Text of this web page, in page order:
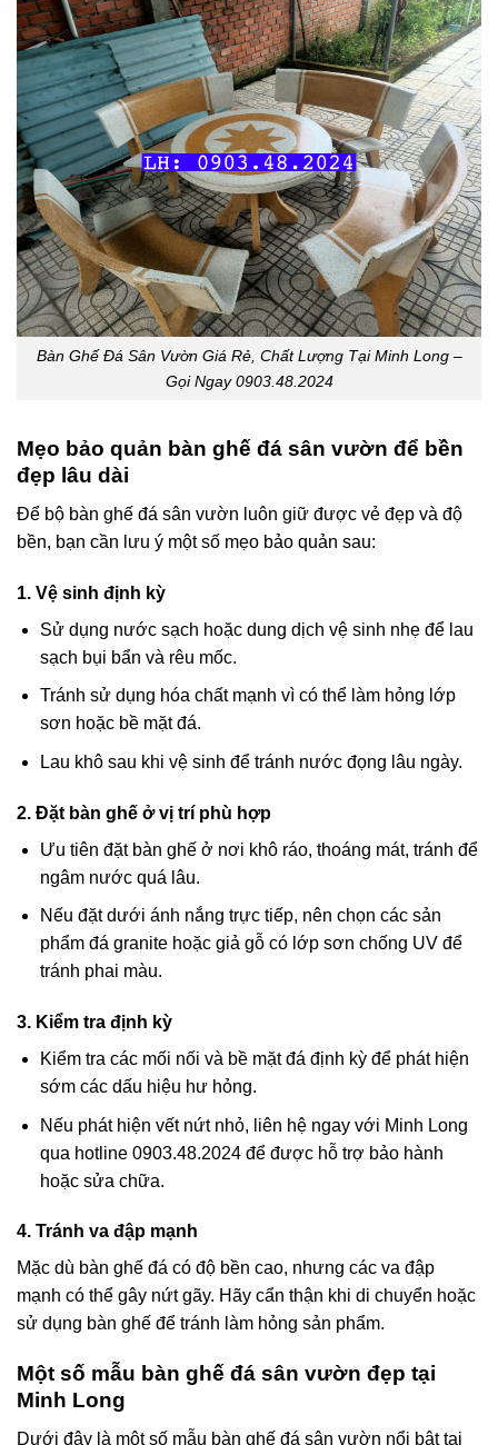
Bàn Ghế Đá Sân Vườn Giá Rẻ, Chất Lượng Tại Minh Long –
Gọi Ngay 0903.48.2024
Mẹo bảo quản bàn ghế đá sân vườn để bền
đẹp lâu dài
Để bộ bàn ghế đá sân vườn luôn giữ được vẻ đẹp và độ
bền, bạn cần lưu ý một số mẹo bảo quản sau:
1. Vệ sinh định kỳ
Sử dụng nước sạch hoặc dung dịch vệ sinh nhẹ để lau
sạch bụi bẩn và rêu mốc.
Tránh sử dụng hóa chất mạnh vì có thể làm hỏng lớp
sơn hoặc bề mặt đá.
Lau khô sau khi vệ sinh để tránh nước đọng lâu ngày.
2. Đặt bàn ghế ở vị trí phù hợp
Ưu tiên đặt bàn ghế ở nơi khô ráo, thoáng mát, tránh để
ngâm nước quá lâu.
Nếu đặt dưới ánh nắng trực tiếp, nên chọn các sản
phẩm đá granite hoặc giả gỗ có lớp sơn chống UV để
tránh phai màu.
3. Kiểm tra định kỳ
Kiểm tra các mối nối và bề mặt đá định kỳ để phát hiện
sớm các dấu hiệu hư hỏng.
Nếu phát hiện vết nứt nhỏ, liên hệ ngay với Minh Long
qua hotline 0903.48.2024để được hỗ trợ bảo hành
hoặc sửa chữa.
4. Tránh va đập mạnh
Mặc dù bàn ghế đá có độ bền cao, nhưng các va đập
mạnh có thể gây nứt gãy. Hãy cẩn thận khi di chuyển hoặc
sử dụng bàn ghế để tránh làm hỏng sản phẩm.
Một số mẫu bàn ghế đá sân vườn đẹp tại
Minh Long
Dưới đây là một số mẫu bàn ghế đá sân vườn nổi bật tại